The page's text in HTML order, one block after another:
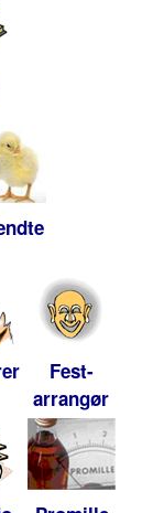
Fest-
arrangør